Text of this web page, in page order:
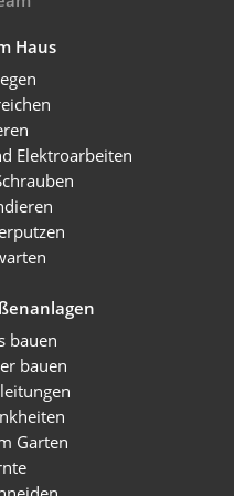
Haus
Elektroarbeiten
bauen
bauen
Garten